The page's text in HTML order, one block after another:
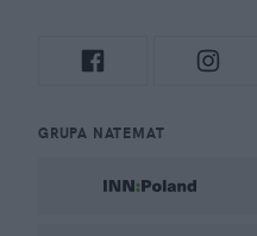
GRUPA NATEMAT